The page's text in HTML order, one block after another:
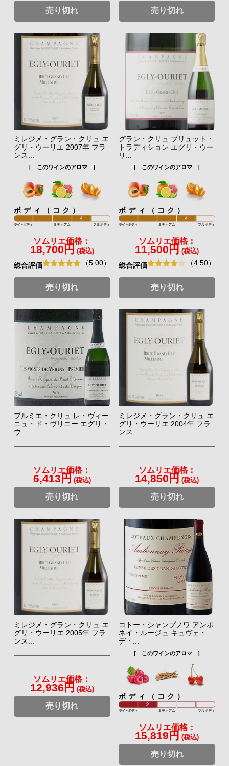
売り切れ 売り切れ
ミレジメ・グラン・クリュ エ
グリ・ウーリエ 2007年 フラ
ンス...
[ このワインのアロマ ]
ボディ（コク）
ソムリエ価格：
18,700円 (税込)
総合評価 （5.00）
売り切れ
グラン・クリュ ブリュット・
トラディション エグリ・ウー
リ...
[ このワインのアロマ ]
ボディ（コク）
ソムリエ価格：
11,500円 (税込)
総合評価 （4.50）
売り切れ
プルミエ・クリュ レ・ヴィー
ニュ・ド・ヴリニー エグリ・
ウ...
ソムリエ価格：
6,413円 (税込)
売り切れ
ミレジメ・グラン・クリュ エ
グリ・ウーリエ 2004年 フラ
ンス...
ソムリエ価格：
14,850円 (税込)
売り切れ
ミレジメ・グラン・クリュ エ
グリ・ウーリエ 2005年 フラ
ンス...
ソムリエ価格：
12,936円 (税込)
売り切れ
コトー・シャンプノワ アンボ
ネイ・ルージュ キュヴェ・
デ・...
[ このワインのアロマ ]
ボディ（コク）
ソムリエ価格：
15,819円 (税込)
売り切れ